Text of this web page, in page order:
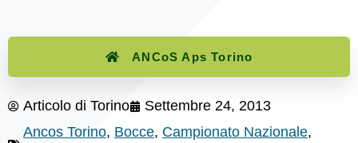
ANCoS Aps Torino
Articolo di Torino
Settembre 24, 2013
Ancos Torino, Bocce, Campionato Nazionale,